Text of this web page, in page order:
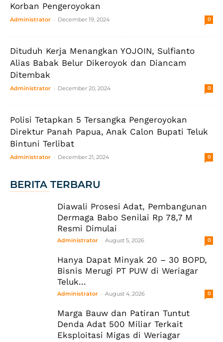
Korban Pengeroyokan
Administrator - December 19, 2024 0
Dituduh Kerja Menangkan YOJOIN, Sulfianto
Alias Babak Belur Dikeroyok dan Diancam
Ditembak
Administrator - December 20, 2024 0
Polisi Tetapkan 5 Tersangka Pengeroyokan
Direktur Panah Papua, Anak Calon Bupati Teluk
Bintuni Terlibat
Administrator - December 21, 2024 0
BERITA TERBARU
Diawali Prosesi Adat, Pembangunan
Dermaga Babo Senilai Rp 78,7 M
Resmi Dimulai
Administrator - August 5, 2026 0
Hanya Dapat Minyak 20 – 30 BOPD,
Bisnis Merugi PT PUW di Weriagar
Teluk...
Administrator - August 4, 2026 0
Marga Bauw dan Patiran Tuntut
Denda Adat 500 Miliar Terkait
Eksploitasi Migas di Weriagar